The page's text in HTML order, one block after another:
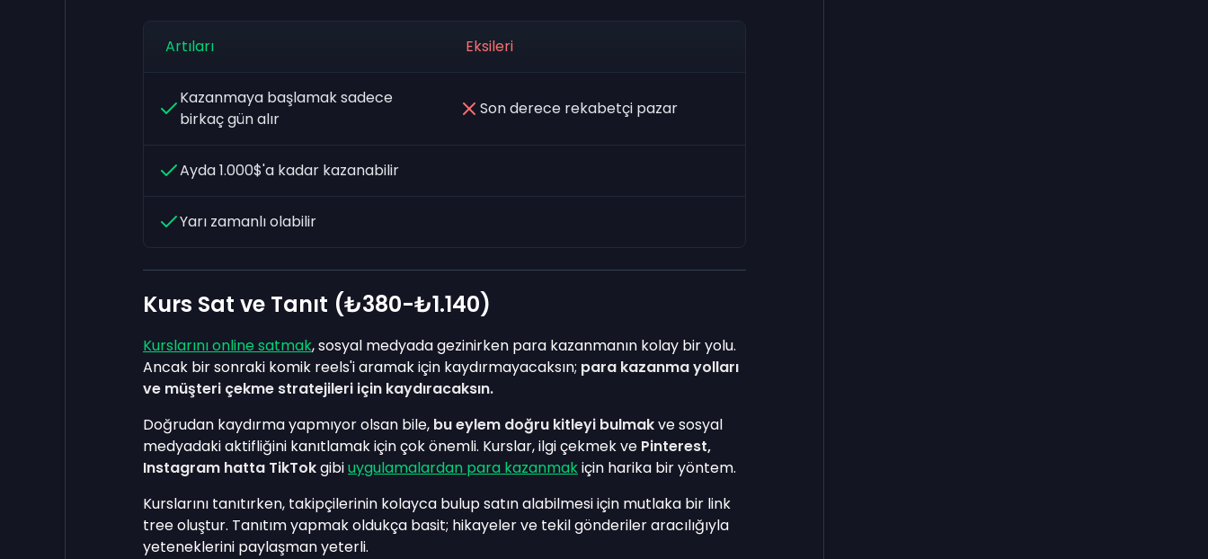
Artıları Eksileri
Kazanmaya başlamak sadece
birkaç gün alır
Son derece rekabetçi pazar
Ayda 1.000$'a kadar kazanabilir
Yarı zamanlı olabilir
Kurs Sat ve Tanıt (₺380-₺1.140)
Kurslarını online satmak, sosyal medyada gezinirken para kazanmanın kolay bir yolu.
Ancak bir sonraki komik reels'i aramak için kaydırmayacaksın; para kazanma yolları
ve müşteri çekme stratejileri için kaydıracaksın.
Doğrudan kaydırma yapmıyor olsan bile, bu eylem doğru kitleyi bulmakve sosyal
medyadaki aktifliğini kanıtlamak için çok önemli. Kurslar, ilgi çekmek ve Pinterest,
Instagram hatta TikTokgibiuygulamalardan para kazanmakiçin harika bir yöntem.
Kurslarını tanıtırken, takipçilerinin kolayca bulup satın alabilmesi için mutlaka bir link
tree oluştur. Tanıtım yapmak oldukça basit; hikayeler ve tekil gönderiler aracılığıyla
yeteneklerini paylaşman yeterli.